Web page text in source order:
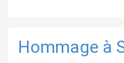
Hommage à